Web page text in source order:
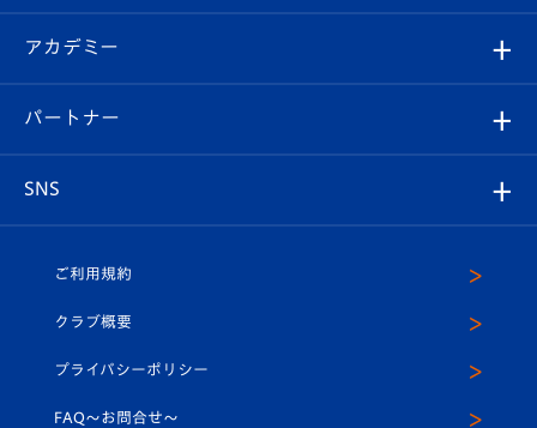
イベント
メディア
ホームタウン
スタッフプロフィール
マスコット紹介
平和祈念活動
Revive Team
ヴィヴィくんの長崎おもてなしガイド
フォトギャラリー
スタジアムグルメ
V-LOVERS（ファンクラブ）
プレイヤーズスイート
オンラインショップ
店舗情報
アカデミー
育成からのお知らせ
U-18
スクール
パートナー
SNS
ヴィヴィくんインスタグラム
公式LINE＠
ご利用規約
クラブ概要
プライバシーポリシー
FAQ〜お問合せ〜